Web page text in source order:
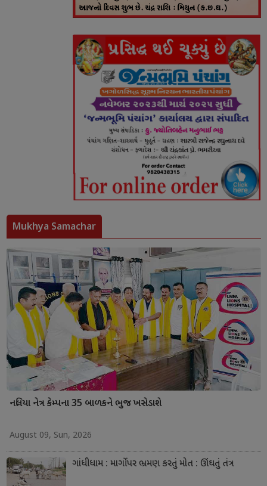
Mukhya Samachar
નલિયા નેત્ર કેમ્પના 35 બાળકને ભુજ ખસેડાશે
August 09, Sun, 2026
ગાંધીધામ : માર્ગો પર ભ્રમણ કરતું મોત : ઊંઘતું તંત્ર